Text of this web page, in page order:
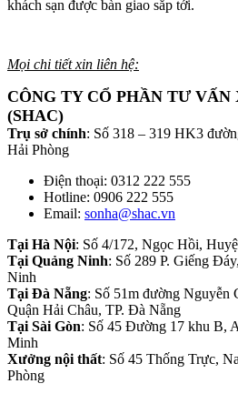
khách sạn được bàn giao sắp tới.
Mọi chi tiết xin liên hệ:
CÔNG TY CỔ PHẦN TƯ VẤN
(SHAC)
Trụ sở chính: Số 318 – 319 HK3
Hải Phòng
Điện thoại: 0312 222 555
Hotline: 0906 222 555
Email: sonha@shac.vn
Tại Hà Nội: Số 4/172, Ngọc Hồi,
Tại Quảng Ninh: Số 289 P. Giếng
Ninh
Tại Đà Nẵng: Số 51m đường Nguyễn
Quận Hải Châu, TP. Đà Nẵng
Tại Sài Gòn: Số 45 Đường 17 khu B,
Minh
Xưởng nội thất: Số 45 Thống Trực,
Phòng